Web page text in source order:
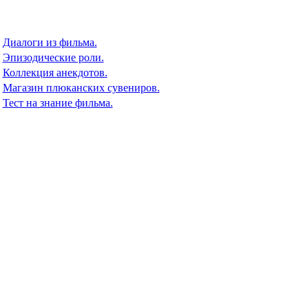
Диалоги из фильма.
Эпизодические роли.
Коллекция анекдотов.
Магазин плюканских сувениров.
Тест на знание фильма.